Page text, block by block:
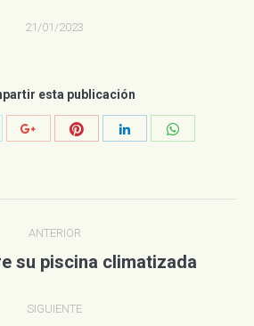
21/01/2023
esta publicación
CompartirCompartirCompartirCompartir
ANTERIOR
Publicación
su piscina climatizada
SIGUIENTE